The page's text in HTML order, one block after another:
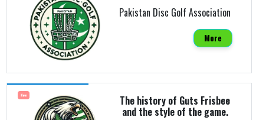
Pakistan Disc Golf Association
More
New The history of Guts Frisbee
and the style of the game.